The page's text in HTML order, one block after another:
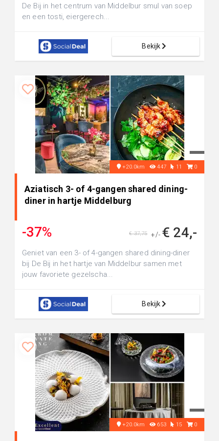
De Bij in het centrum van Middelbur smul van soep
en een tosti, eiergerech...
Bekijk
+20.0km 447 11 0
Aziatisch 3- of 4-gangen shared dining-
diner in hartje Middelburg
-37% +/- € 24,-
€ 37,75
Geniet van een 3- of 4-gangen shared dining-diner
bij De Bij in het hartje van Middelbur samen met
jouw favoriete gezelscha...
Bekijk
+20.0km 653 15 0